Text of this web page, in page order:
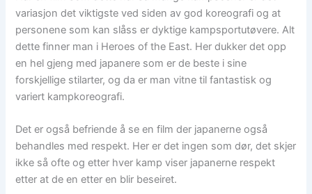
variasjon det viktigste ved siden av god koreografi og at
personene som kan slåss er dyktige kampsportutøvere. Alt
dette finner man i Heroes of the East. Her dukker det opp
en hel gjeng med japanere som er de beste i sine
forskjellige stilarter, og da er man vitne til fantastisk og
variert kampkoreografi.
Det er også befriende å se en film der japanerne også
behandles med respekt. Her er det ingen som dør, det skjer
ikke så ofte og etter hver kamp viser japanerne respekt
etter at de en etter en blir beseiret.